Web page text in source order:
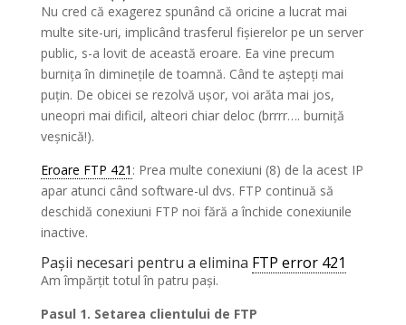
Nu cred că exagerez spunând că oricine a lucrat mai
multe site-uri, implicând trasferul fișierelor pe un server
public, s-a lovit de această eroare. Ea vine precum
burnița în diminețile de toamnă. Când te aștepți mai
puțin. De obicei se rezolvă ușor, voi arăta mai jos,
uneopri mai dificil, alteori chiar deloc (brrrr…. burniță
veșnică!).
Eroare FTP 421 : Prea multe conexiuni (8) de la acest IP
apar atunci când software-ul dvs. FTP continuă să
deschidă conexiuni FTP noi fără a închide conexiunile
inactive.
Pașii necesari pentru a elimina FTP error 421
Am împărțit totul în patru pași.
Pasul 1. Setarea clientului de FTP